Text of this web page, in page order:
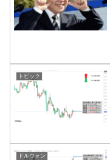
トピック
ドルウォン